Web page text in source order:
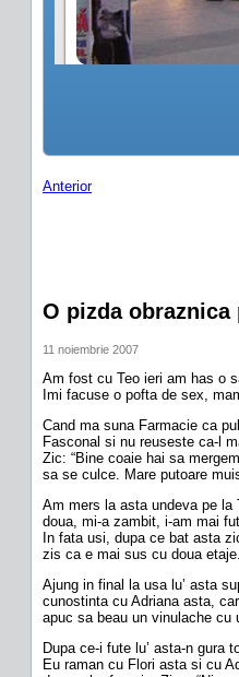
Anterior
O pizda obraznica
11 noiembrie 2007
Am fost cu Teo ieri am has o
Imi facuse o pofta de sex,
Cand ma suna Farmacie ca
Fasconal si nu reuseste ca-l
Zic: “Bine coaie hai sa
sa se culce. Mare putoare
Am mers la asta undeva pe la
doua, mi-a zambit, i-am mai
In fata usi, dupa ce bat asta
zis ca e mai sus cu doua
Ajung in final la usa lu’ asta
cunostinta cu Adriana asta,
apuc sa beau un vinulache cu
Dupa ce-i fute lu’ asta-n gura
Eu raman cu Flori asta si cu